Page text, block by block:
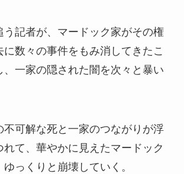
う記者が、マードック家がその権
数々の事件をもみ消してきたこ
、一家の隠された闇を次々と暴い
不可解な死と一家のつながりが浮
れて、華やかに見えたマードック
っくりと崩壊していく。